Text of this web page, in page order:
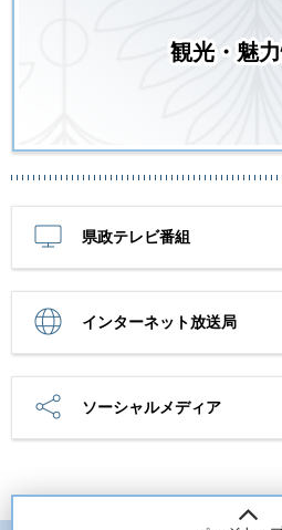
観光・魅
県政テレビ番組
インターネット放送局
ソーシャルメディア